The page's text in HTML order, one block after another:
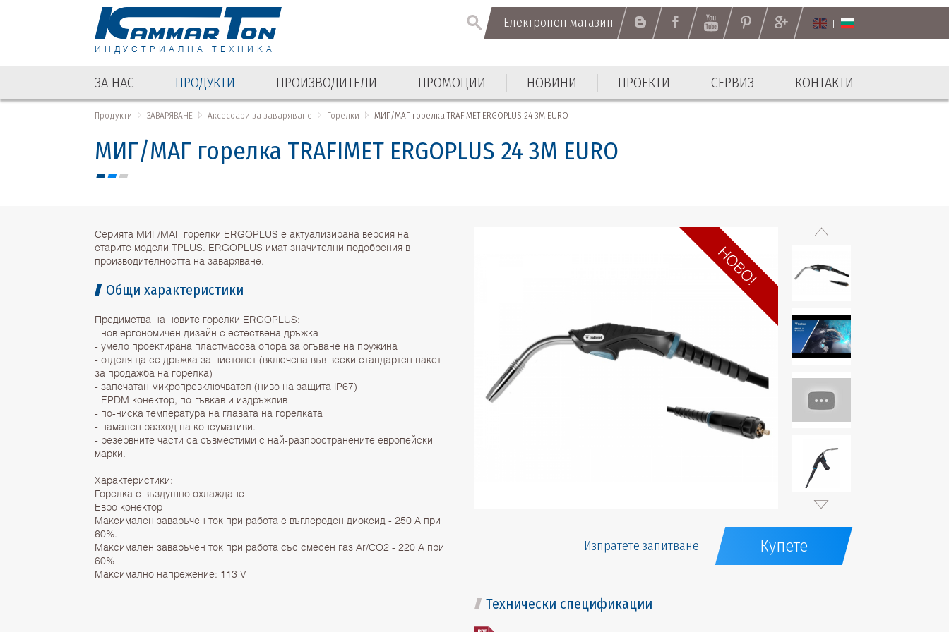
ИНДУСТРИАЛНА ТЕХНИКА
Електронен магазин
ЗА НАС ПРОДУКТИ ПРОИЗВОДИТЕЛИ ПРОМОЦИИ НОВИНИ ПРОЕКТИ СЕРВИЗ КОНТАКТИ
Продукти ЗАВАРЯВАНЕ Аксесоари за заваряване Горелки МИГ/МАГ горелка TRAFIMET ERGOPLUS 24 3M EURO
МИГ/МАГ горелка TRAFIMET ERGOPLUS 24 3M EURO
Серията МИГ/МАГ горелки ERGOPLUS е актуализирана версия на
старите модели TPLUS. ERGOPLUS имат значителни подобрения в
производителността на заваряване.
Общи характеристики
Предимства на новите горелки ERGOPLUS:
- нов ергономичен дизайн с естествена дръжка
- умело проектирана пластмасова опора за огъване на пружина
- отделяща се дръжка за пистолет (включена във всеки стандартен пакет
за продажба на горелка)
- запечатан микропревключвател (ниво на защита IP67)
- EPDM конектор, по-гъвкав и издръжлив
- по-ниска температура на главата на горелката
- намален разход на консумативи.
- резервните части са съвместими с най-разпространените европейски
марки.
Характеристики:
Горелка с въздушно охлаждане
Евро конектор
Максимален заваръчен ток при работа с въглероден диоксид - 250 А при
60%.
Максимален заваръчен ток при работа със смесен газ Ar/CO2 - 220 А при
60%
Максималнo напрежение: 113 V
Изпратете запитване Купете
Технически спецификации